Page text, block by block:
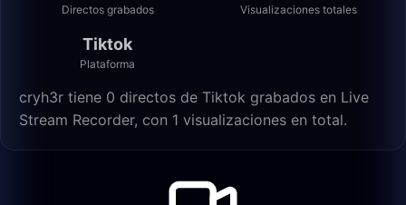
Directos grabados Visualizaciones totales
Tiktok
Plataforma
cryh3r tiene 0 directos de Tiktok grabados en Live
Stream Recorder, con 1 visualizaciones en total.